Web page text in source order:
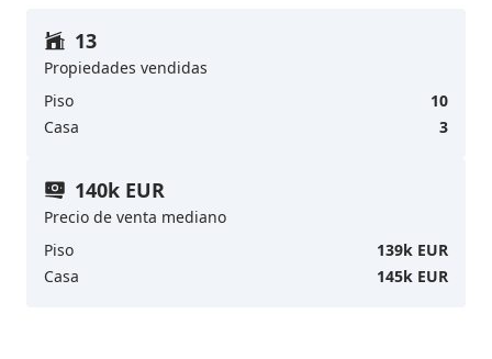
13
Propiedades vendidas
Piso
10
Casa
3
140k EUR
Precio de venta mediano
Piso
139k EUR
Casa
145k EUR